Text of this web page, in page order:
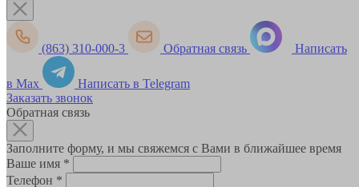
(863) 310-000-3 Обратная связь Написать
в Max
Написать в Telegram
Заказать звонок
Обратная связь
Заполните форму, и мы свяжемся с Вами в ближайшее время
Ваше имя *
Телефон *